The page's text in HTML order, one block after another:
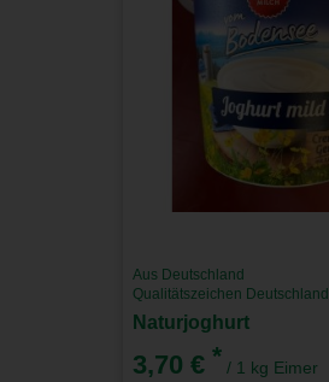
Aus Deutschland
Qualitätszeichen Deutschland
Naturjoghurt
3,70 € * / 1 kg Eimer